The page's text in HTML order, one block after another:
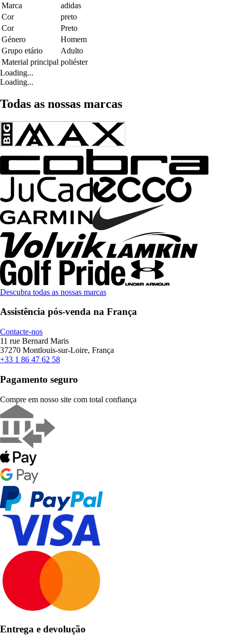
Marca
adidas
Cor
preto
Cor
Preto
Género
Homem
Grupo etário
Adulto
Material principal poliéster
Loading...
Loading...
Todas as nossas marcas
Descubra todas as nossas marcas
Assistência pós-venda na França
Contacte-nos
11 rue Bernard Maris
37270 Montlouis-sur-Loire, França
+33 1 86 47 62 58
Pagamento seguro
Compre em nosso site com total confiança
Entrega e devolução